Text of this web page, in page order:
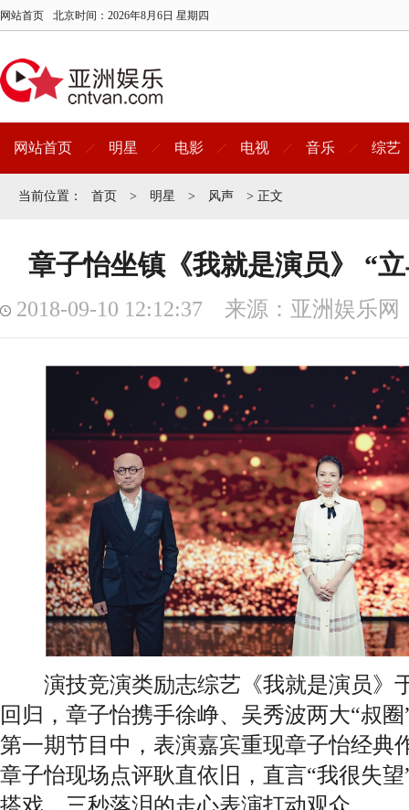
网站首页 北京时间： 2026年8月6日 星期四
网站首页 明星 电影 电视 音乐 综艺
当前位置： 首页 > 明星 > 风声 > 正文
章子怡坐镇《我就是演员》 “
2018-09-10 12:12:37 来源：亚洲娱乐网
演技竞演类励志综艺《我就是演员》
回归，章子怡携手徐峥、吴秀波两大“叔
第一期节目中，表演嘉宾重现章子怡经典
章子怡现场点评耿直依旧，直言“我很失
搭戏，三秒落泪的走心表演打动观众。